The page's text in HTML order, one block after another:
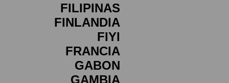
FILIPINAS
FINLANDIA
FIYI
FRANCIA
GABON
GAMBIA